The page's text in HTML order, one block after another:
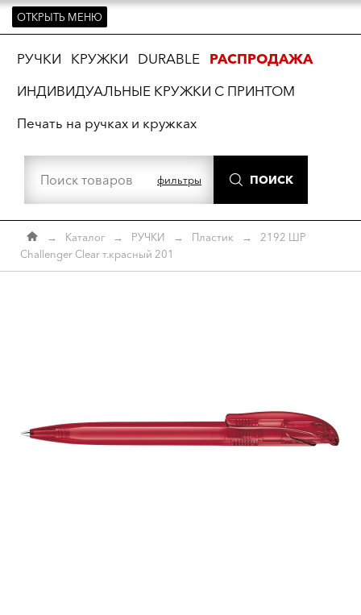
ОТКРЫТЬ МЕНЮ
РУЧКИ КРУЖКИ DURABLE
РАСПРОДАЖА
ИНДИВИДУАЛЬНЫЕ КРУЖКИ С ПРИНТОМ
Печать на ручках и кружках
фильтры ПОИСК
→ Каталог → РУЧКИ → Пластик →
2192 ШР
Challenger Clear т.красный 201